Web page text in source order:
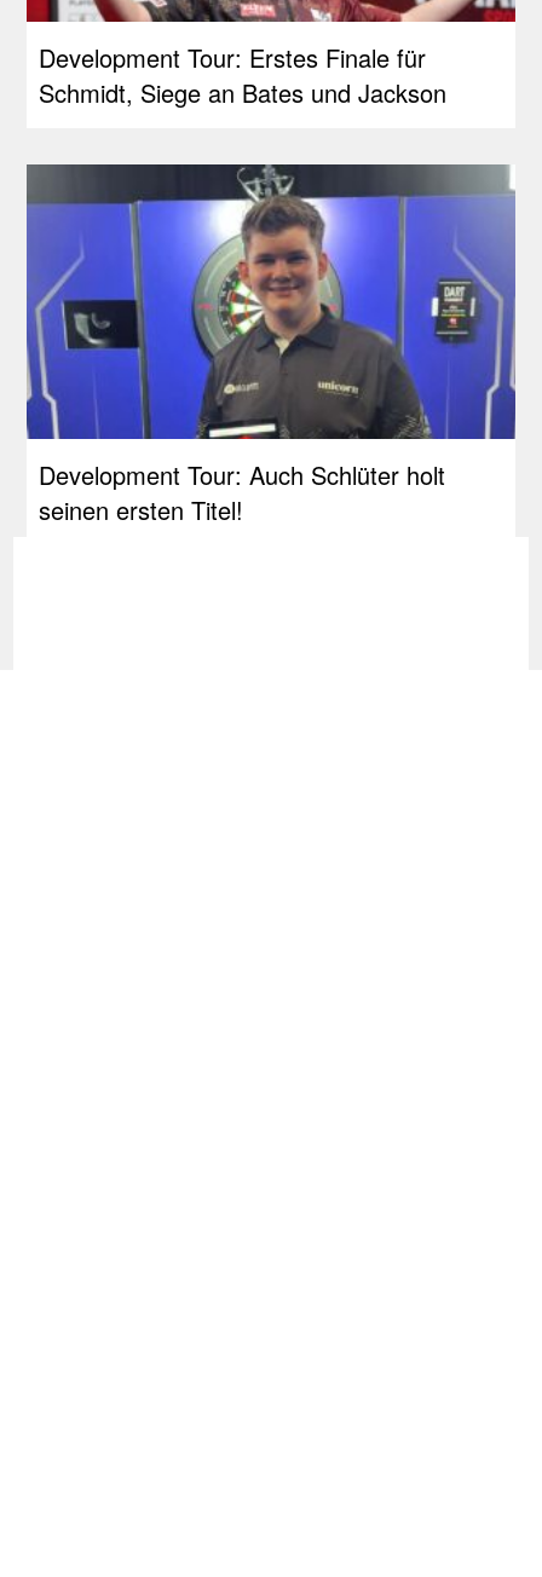
Development Tour: Erstes Finale für
Schmidt, Siege an Bates und Jackson
Development Tour: Auch Schlüter holt
seinen ersten Titel!